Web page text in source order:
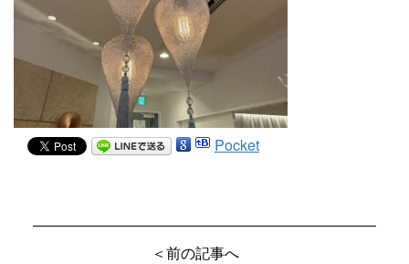
Pocket
＜前の記事へ